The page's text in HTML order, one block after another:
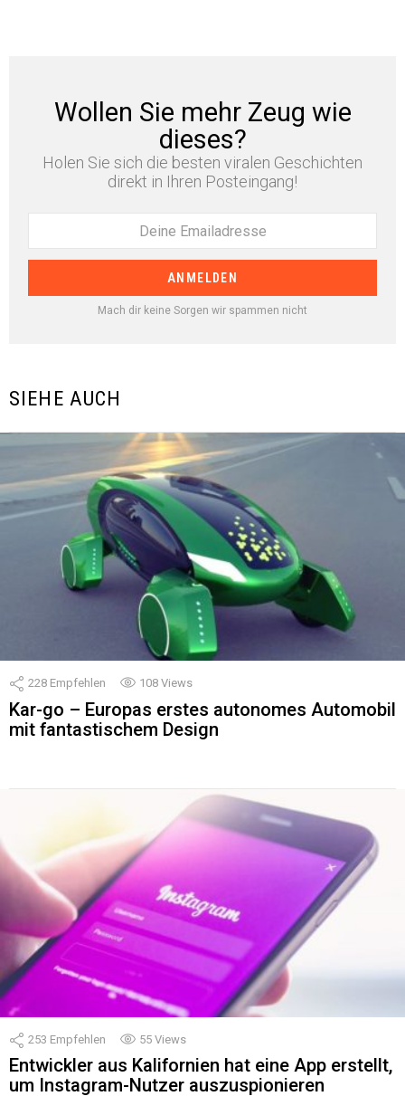
Wollen Sie mehr Zeug wie
dieses?
Holen Sie sich die besten viralen Geschichten
direkt in Ihren Posteingang!
Mach dir keine Sorgen wir spammen nicht
SIEHE AUCH
228 Empfehlen 108 Views
Kar-go – Europas erstes autonomes Automobil
mit fantastischem Design
253 Empfehlen 55 Views
Entwickler aus Kalifornien hat eine App erstellt,
um Instagram-Nutzer auszuspionieren